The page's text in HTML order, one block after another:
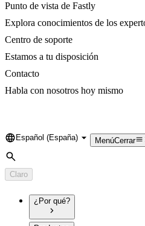
Punto de vista de Fastly
Explora conocimientos de los
Centro de soporte
Estamos a tu disposición
Contacto
Habla con nosotros hoy mismo
Language
Español (España) MenúCerrar
Búsqueda
Claro
¿Por qué?